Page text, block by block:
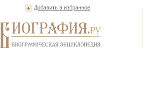
Добавить в избранное